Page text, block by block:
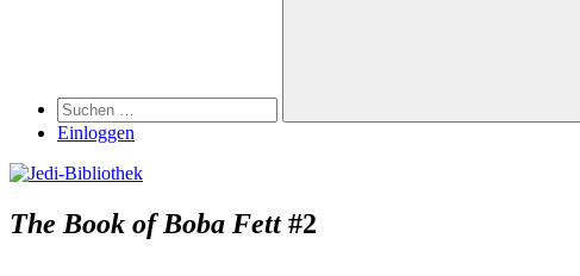
Suchen
Einloggen
The Book of Boba Fett#2